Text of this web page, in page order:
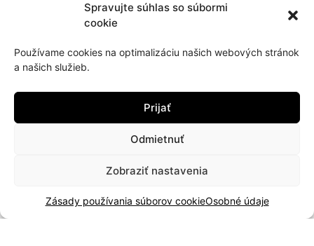
Spravujte súhlas so súbormi
cookie
Používame cookies na optimalizáciu našich webových stránok
a našich služieb.
Prijať
Odmietnuť
Zobraziť nastavenia
Zásady používania súborov cookieOsobné údaje
Doprava a platba
Kontakt
Reklamácia a vrátenie
Zásady používania súborov cookie (EÚ)